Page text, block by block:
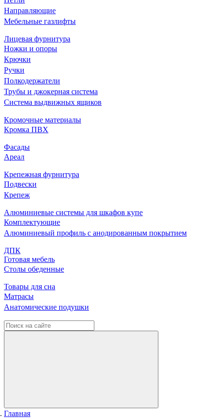
Направляющие
Мебельные газлифты
Лицевая фурнитура
Ножки и опоры
Крючки
Ручки
Полкодержатели
Трубы и джокерная система
Система выдвижных ящиков
Кромочные материалы
Кромка ПВХ
Фасады
Ареал
Крепежная фурнитура
Подвески
Крепеж
Алюминиевые системы для шкафов купе
Комплектующие
Алюминиевый профиль с анодированным покрытием
ДПК
Готовая мебель
Столы обеденные
Товары для сна
Матрасы
Анатомические подушки
Главная